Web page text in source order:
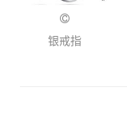
银戒指